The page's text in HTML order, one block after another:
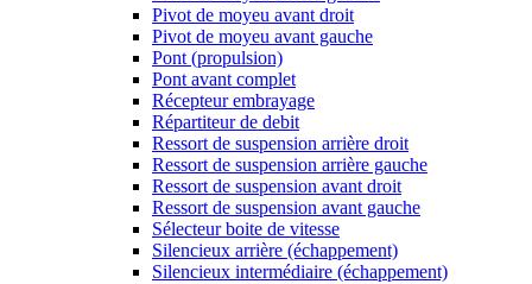
Pivot de moyeu avant droit
Pivot de moyeu avant gauche
Pont (propulsion)
Pont avant complet
Récepteur embrayage
Répartiteur de debit
Ressort de suspension arrière droit
Ressort de suspension arrière gauche
Ressort de suspension avant droit
Ressort de suspension avant gauche
Sélecteur boite de vitesse
Silencieux arrière (échappement)
Silencieux intermédiaire (échappement)